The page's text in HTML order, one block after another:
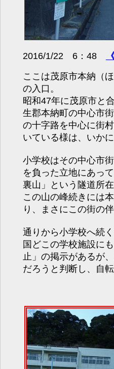
2016/1/22 6：48
ここは茂原市本納（
の入口。
昭和47年に茂原市と
生郡本納町の中心市
の十字路を中心に街
いている様は、いか
小学校はその中心市
を負った立地にあっ
裏山」という隧道所
この山の峰続きには
り、まさにこの街の
通りから小学校へ続
国どこの学校施設に
止」の掲示があるが
だろうと判断し、自